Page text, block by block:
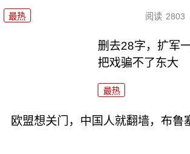
最热 阅读 2803
删去28字，扩军
把戏骗不了东大
最热
欧盟想关门，中国人就翻墙，布鲁